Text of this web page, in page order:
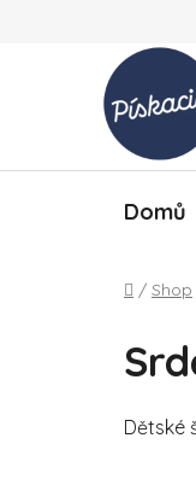
Domů
Domů
/ Shop
Dětské